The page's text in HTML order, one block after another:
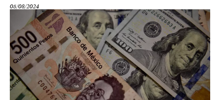
05/08/2024